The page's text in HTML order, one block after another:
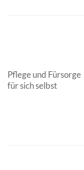
Pflege und Fürsorge
für sich selbst